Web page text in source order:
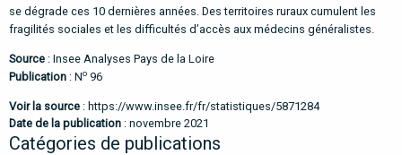
se dégrade ces 10 dernières années. Des territoires ruraux cumulent les
fragilités sociales et les difficultés d’accès aux médecins généralistes.
Source : Insee Analyses Pays de la Loire
Publication : No 96
Voir la source : https://www.insee.fr/fr/statistiques/5871284
Date de la publication : novembre 2021
Catégories de publications